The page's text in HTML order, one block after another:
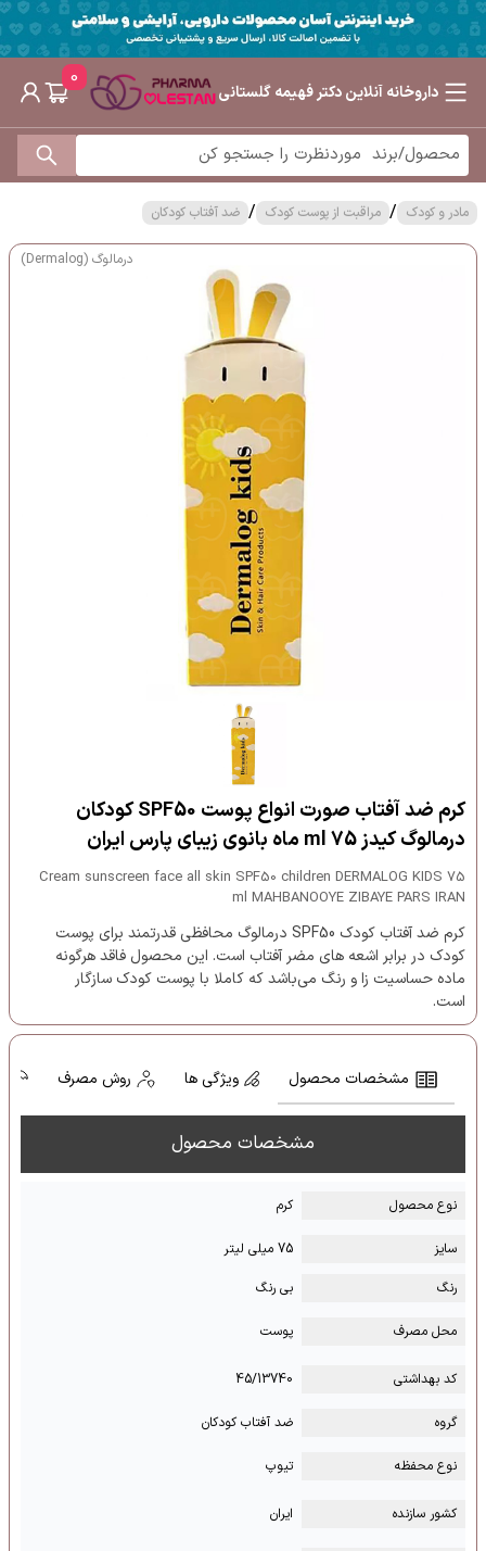
داروخانه آنلاین دکتر فهیمه گلستانی
0
مادر و کودک / مراقبت از پوست کودک / ضد آفتاب کودکان
درمالوگ (Dermalog)
کرم ضد آفتاب صورت انواع پوست SPF50 کودکان
درمالوگ کیدز 75 ml ماه بانوی زیبای پارس ایران
Cream sunscreen face all skin SPF50 children DERMALOG KIDS 75
ml MAHBANOOYE ZIBAYE PARS IRAN
کرم ضد آفتاب کودک SPF50 درمالوگ محافظی قدرتمند برای پوست
کودک در برابر اشعه های مضر آفتاب است. این محصول فاقد هرگونه
ماده حساسیت زا و رنگ می‌باشد که کاملا با پوست کودک سازگار
است.
مشخصات محصول ویژگی ها روش مصرف
مشخصات محصول
نوع محصول کرم
سایز
75 میلی لیتر
رنگ
بی رنگ
محل مصرف پوست
کد بهداشتی 45/13740
گروه ضد آفتاب کودکان
نوع محفظه تیوپ
کشور سازنده ایران